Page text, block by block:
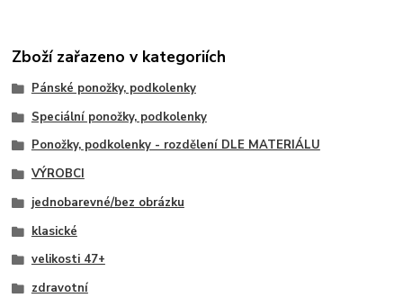
Zboží zařazeno v kategoriích
Pánské ponožky, podkolenky
Speciální ponožky, podkolenky
Ponožky, podkolenky - rozdělení DLE MATERIÁLU
VÝROBCI
jednobarevné/bez obrázku
klasické
velikosti 47+
zdravotní